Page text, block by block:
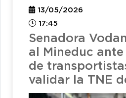
13/05/2026
17:45
Senadora
al Mineduc
de
validar la TNE